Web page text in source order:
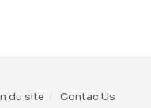
du site Contac Us